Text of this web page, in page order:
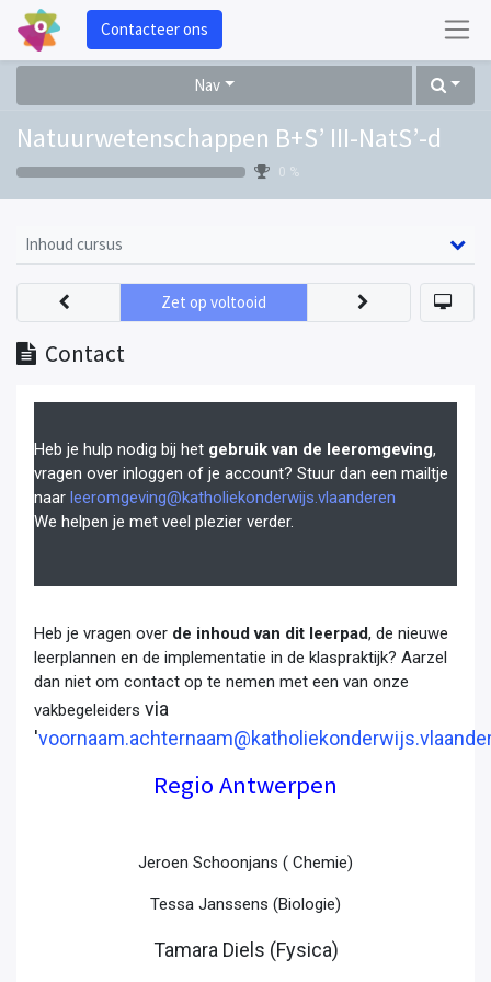
Contacteer ons
Nav
Natuurwetenschappen B+S’ III-NatS’-d
0 %
Inhoud cursus
Contact
Zet op voltooid
Heb je hulp nodig bij het gebruik van de leeromgeving,
vragen over inloggen of je account? Stuur dan een mailtje
naar leeromgeving@katholiekonderwijs.vlaanderen
We helpen je met veel plezier verder.
Heb je vragen over de inhoud van dit leerpad, de nieuwe
leerplannen en de implementatie in de klaspraktijk? Aarzel
dan niet om contact op te nemen met een van onze
vakbegeleiders via
'
Regio Antwerpen
Jeroen Schoonjans ( Chemie)
Tessa Janssens (Biologie)
Tamara Diels (Fysica)